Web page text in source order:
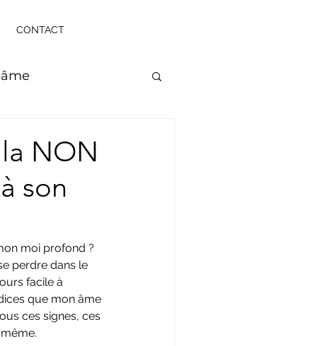
CONTACT
NON
son
moi profond ?
perdre dans le
facile à
que mon âme
ces signes, ces